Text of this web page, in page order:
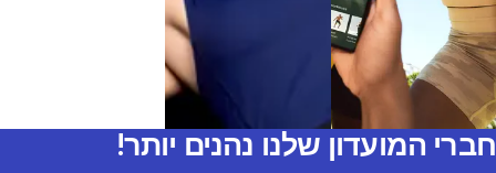
חברי המועדון שלנו נהנים יותר!